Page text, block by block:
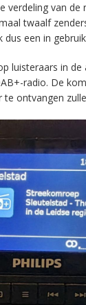
van de
twaalf
een in
luisteraars in
radio. De
ontvangen